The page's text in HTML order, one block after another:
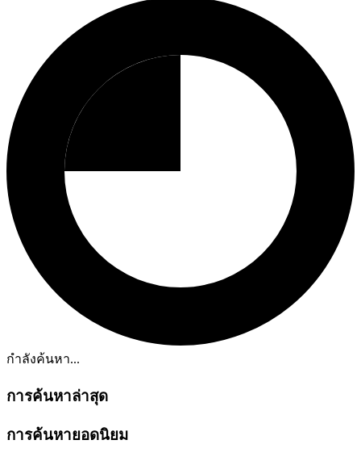
กำลังค้นหา...
การค้นหาล่าสุด
การค้นหายอดนิยม